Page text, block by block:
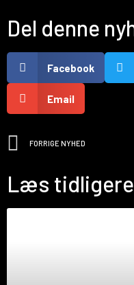
Del denne
Facebook
Email
FORRIGE NYHED
Læs